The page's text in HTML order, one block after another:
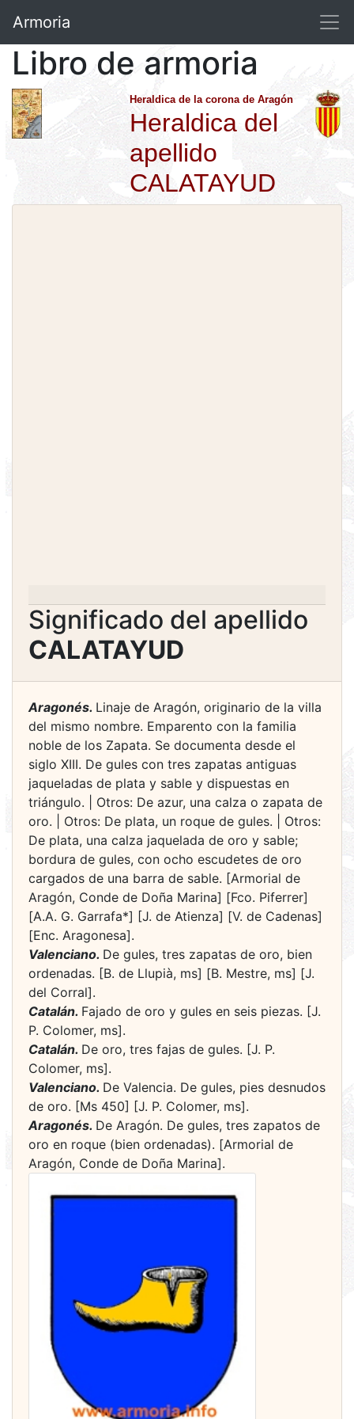
Armoria
Libro de armoria
Heraldica de la corona de Aragón
Heraldica del
apellido
CALATAYUD
Significado del apellido
CALATAYUD
Aragonés. Linaje de Aragón, originario de la villa
del mismo nombre. Emparento con la familia
noble de los Zapata. Se documenta desde el
siglo XIII. De gules con tres zapatas antiguas
jaqueladas de plata y sable y dispuestas en
triángulo. | Otros: De azur, una calza o zapata de
oro. | Otros: De plata, un roque de gules. | Otros:
De plata, una calza jaquelada de oro y sable;
bordura de gules, con ocho escudetes de oro
cargados de una barra de sable. [Armorial de
Aragón, Conde de Doña Marina] [Fco. Piferrer]
[A.A. G. Garrafa*] [J. de Atienza] [V. de Cadenas]
[Enc. Aragonesa].
Valenciano. De gules, tres zapatas de oro, bien
ordenadas. [B. de Llupià, ms] [B. Mestre, ms] [J.
del Corral].
Catalán. Fajado de oro y gules en seis piezas. [J.
P. Colomer, ms].
Catalán. De oro, tres fajas de gules. [J. P.
Colomer, ms].
Valenciano. De Valencia. De gules, pies desnudos
de oro. [Ms 450] [J. P. Colomer, ms].
Aragonés. De Aragón. De gules, tres zapatos de
oro en roque (bien ordenadas). [Armorial de
Aragón, Conde de Doña Marina].